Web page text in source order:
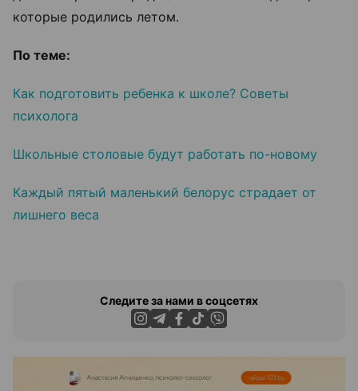
которые родились летом.
По теме:
Как подготовить ребенка к школе? Советы
психолога
Школьные столовые будут работать по-новому
Каждый пятый маленький белорус страдает от
лишнего веса
Следите за нами в соцсетях